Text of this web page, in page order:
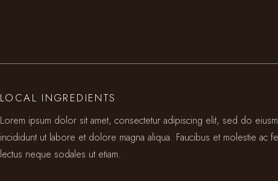
LOCAL INGREDIENTS
Lorem ipsum dolor sit amet, consectetur adipiscing elit, sed do
incididunt ut labore et dolore magna aliqua. Faucibus et molestie ac
lectus neque sodales ut etiam.